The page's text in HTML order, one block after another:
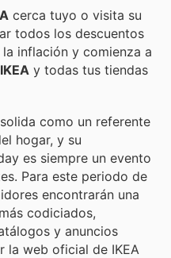
cerca tuyo o visita su
todos los descuentos
inflación y comienza a
IKEA y todas tus tiendas
como un referente
hogar, y su
es siempre un evento
Para este periodo de
encontrarán una
codiciados,
y anuncios
la web oficial de IKEA